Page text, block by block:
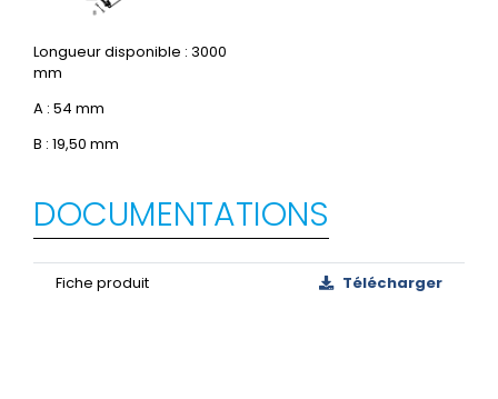
Longueur disponible : 3000
mm
A : 54 mm
B : 19,50 mm
DOCUMENTATIONS
Fiche produit Télécharger